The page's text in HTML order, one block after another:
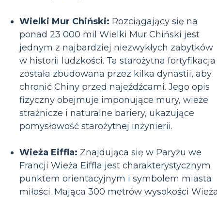
Wielki Mur Chiński: Rozciągający się na
ponad 23 000 mil Wielki Mur Chiński jest
jednym z najbardziej niezwykłych zabytków
w historii ludzkości. Ta starożytna fortyfikacja
została zbudowana przez kilka dynastii, aby
chronić Chiny przed najeźdźcami. Jego opis
fizyczny obejmuje imponujące mury, wieże
strażnicze i naturalne bariery, ukazujące
pomysłowość starożytnej inżynierii.
Wieża Eiffla: Znajdująca się w Paryżu we
Francji Wieża Eiffla jest charakterystycznym
punktem orientacyjnym i symbolem miasta
miłości. Mająca 300 metrów wysokości